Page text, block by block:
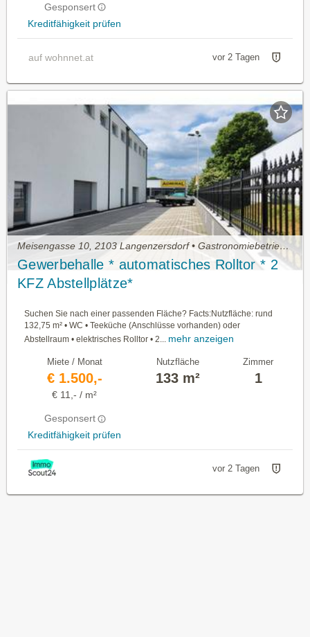
Gesponsert
Kreditfähigkeit prüfen
auf wohnnet.at vor 2 Tagen
Meisengasse 10, 2103 Langenzersdorf • Gastronomiebetrieb mieten
Gewerbehalle * automatisches Rolltor * 2
KFZ Abstellplätze*
Suchen Sie nach einer passenden Fläche? Facts:Nutzfläche: rund
132,75 m² • WC • Teeküche (Anschlüsse vorhanden) oder
Abstellraum • elektrisches Rolltor • 2... mehr anzeigen
Miete / Monat
€ 1.500,-
€ 11,- / m²
Gesponsert
Kreditfähigkeit prüfen
Nutzfläche
133 m²
Zimmer
1
vor 2 Tagen